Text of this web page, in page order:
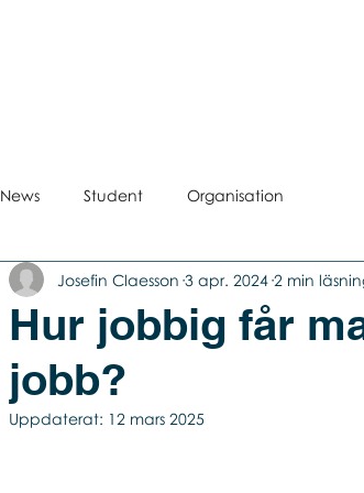
News Student Organisation
Hur jobbig får
jobb?
Josefin Claesson 3 apr. 2024 2 min
Uppdaterat: 12 mars 2025